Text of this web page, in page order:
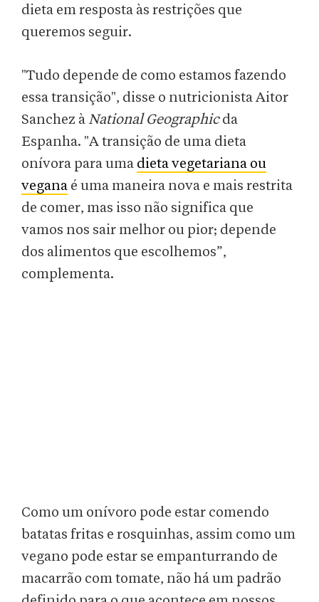
dieta em resposta às restrições que
queremos seguir.
"Tudo depende de como estamos fazendo
essa transição", disse o nutricionista Aitor
Sanchez àNational Geographicda
Espanha. "A transição de uma dieta
onívora para uma dieta vegetariana ou
vegana é uma maneira nova e mais restrita
de comer, mas isso não significa que
vamos nos sair melhor ou pior; depende
dos alimentos que escolhemos”,
complementa.
Como um onívoro pode estar comendo
batatas fritas e rosquinhas, assim como um
vegano pode estar se empanturrando de
macarrão com tomate, não há um padrão